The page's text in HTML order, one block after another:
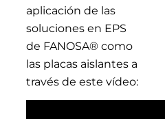
aplicación de las
soluciones en EPS
de FANOSA® como
las placas aislantes a
través de este vídeo: